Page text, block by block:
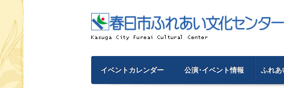
イベントカレンダー 公演･イベント情報 ふれあ